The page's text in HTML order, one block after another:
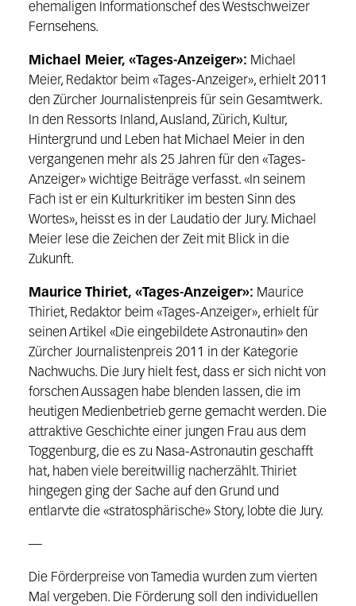
ehemaligen Informationschef des Westschweizer
Fernsehens.
Michael Meier, «Tages-Anzeiger»: Michael
Meier, Redaktor beim «Tages-Anzeiger», erhielt 2011
den Zürcher Journalistenpreis für sein Gesamtwerk.
In den Ressorts Inland, Ausland, Zürich, Kultur,
Hintergrund und Leben hat Michael Meier in den
vergangenen mehr als 25 Jahren für den «Tages-
Anzeiger» wichtige Beiträge verfasst. «In seinem
Fach ist er ein Kulturkritiker im besten Sinn des
Wortes», heisst es in der Laudatio der Jury. Michael
Meier lese die Zeichen der Zeit mit Blick in die
Zukunft.
Maurice Thiriet, «Tages-Anzeiger»: Maurice
Thiriet, Redaktor beim «Tages-Anzeiger», erhielt für
seinen Artikel «Die eingebildete Astronautin» den
Zürcher Journalistenpreis 2011 in der Kategorie
Nachwuchs. Die Jury hielt fest, dass er sich nicht von
forschen Aussagen habe blenden lassen, die im
heutigen Medienbetrieb gerne gemacht werden. Die
attraktive Geschichte einer jungen Frau aus dem
Toggenburg, die es zu Nasa-Astronautin geschafft
hat, haben viele bereitwillig nacherzählt. Thiriet
hingegen ging der Sache auf den Grund und
entlarvte die «stratosphärische» Story, lobte die Jury.
—
Die Förderpreise von Tamedia wurden zum vierten
Mal vergeben. Die Förderung soll den individuellen